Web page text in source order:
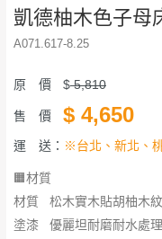
凱德柚木色子母
A071.617-8.25
原 價 $5,810
售 價 $ 4,650
運 送： ※台北、新北、
🟧材質
材質 松木實木貼胡柚木
塗漆 優麗坦耐磨耐水處理